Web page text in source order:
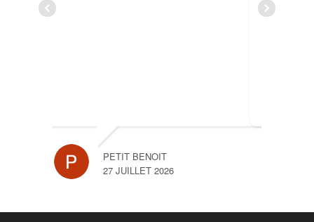
PETIT BENOIT
27 JUILLET 2026